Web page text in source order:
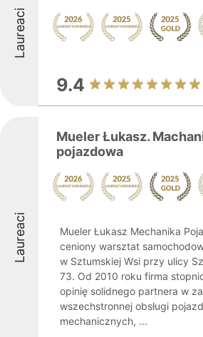
Laureaci
9.4
Laureaci
Mueler Łukasz.
pojazdowa
Mueler Łukasz Mechanika
ceniony warsztat
w Sztumskiej Wsi przy ulicy
73. Od 2010 roku firma
opinię solidnego partnera w
wszechstronnej obsługi
mechanicznych, ...